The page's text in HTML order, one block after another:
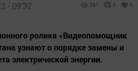
- 09:32 597 0 0
ролика «Видеопомощник
узнают о порядке замены и
электрической энергии.